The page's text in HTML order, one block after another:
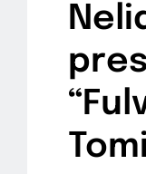
Diventa socio
Contattaci